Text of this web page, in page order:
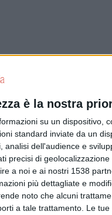
è la nostra
su un dispositivo,
standard inviate da un
dell'audience e
precisi di
a noi e ai nostri 1538
più dettagliate e
noto che alcuni
a tale trattamento. Le